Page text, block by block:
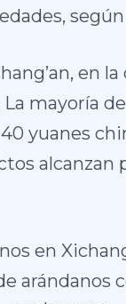
en
mayoría
yuanes
alcanzan
en
arándanos